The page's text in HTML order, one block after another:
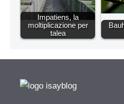
Impatiens, la
moltiplicazione per
talea